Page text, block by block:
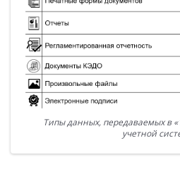
Типы данных, передаваемых в
учетной